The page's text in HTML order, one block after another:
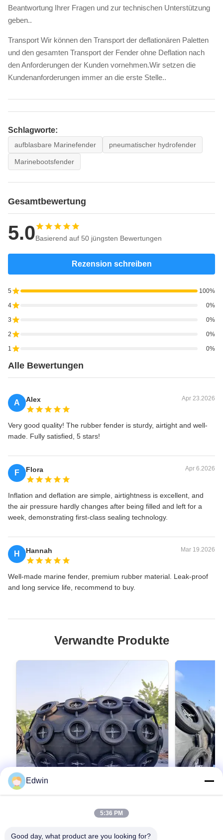
Beantwortung Ihrer Fragen und zur technischen Unterstützung
geben..
Transport Wir können den Transport der deflationären Paletten
und den gesamten Transport der Fender ohne Deflation nach
den Anforderungen der Kunden vornehmen.Wir setzen die
Kundenanforderungen immer an die erste Stelle..
Schlagworte:
aufblasbare Marinefender pneumatischer hydrofender
Marinebootsfender
Gesamtbewertung
5.0Basierend auf 50 jüngsten Bewertungen
Rezension schreiben
5 100%
4 0%
3 0%
2 0%
1 0%
Alle Bewertungen
A Alex Apr 23.2026
Very good quality! The rubber fender is sturdy, airtight and well-
made. Fully satisfied, 5 stars!
F Flora Apr 6.2026
Inflation and deflation are simple, airtightness is excellent, and
the air pressure hardly changes after being filled and left for a
week, demonstrating first-class sealing technology.
H Hannah Mar 19.2026
Well-made marine fender, premium rubber material. Leak-proof
and long service life, recommend to buy.
Verwandte Produkte
Fender nach ISO 17357-Standards
Edwin
5:36 PM
Good day, what product are you looking for?